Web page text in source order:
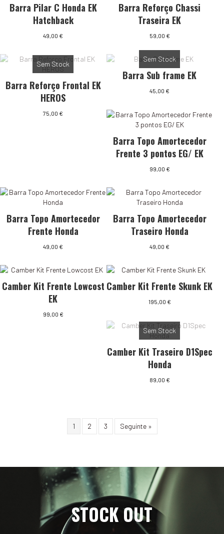
Barra Pilar C Honda EK
Hatchback
49,00 €
Barra Reforço Chassi
Traseira EK
59,00 €
Sem Stock
Barra Reforço Frontal EK
HEROS
75,00 €
Sem Stock
Barra Sub frame EK
45,00 €
Barra Topo Amortecedor
Frente 3 pontos EG/ EK
99,00 €
Barra Topo Amortecedor
Frente Honda
49,00 €
Barra Topo Amortecedor
Traseiro Honda
49,00 €
Camber Kit Frente Lowcost
EK
99,00 €
Camber Kit Frente Skunk EK
195,00 €
Sem Stock
Camber Kit Traseiro D1Spec
Honda
89,00 €
1 2 3 Seguinte »
STOCK OUT